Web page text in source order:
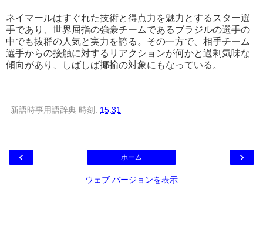
ネイマールはすぐれた技術と得点力を魅力とするスター選
手であり、世界屈指の強豪チームであるブラジルの選手の
中でも抜群の人気と実力を誇る。その一方で、相手チーム
選手からの接触に対するリアクションが何かと過剰気味な
傾向があり、しばしば揶揄の対象にもなっている。
新語時事用語辞典 時刻: 15:31
‹ ›
ホーム
ウェブ バージョンを表示